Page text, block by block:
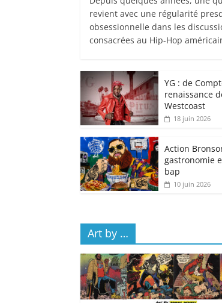
revient avec une régularité
obsessionnelle dans les
consacrées au Hip-Hop
YG : de
renaissance
Westcoast
18 juin 2026
Action
gastronomie
bap
10 juin 2026
Art by …